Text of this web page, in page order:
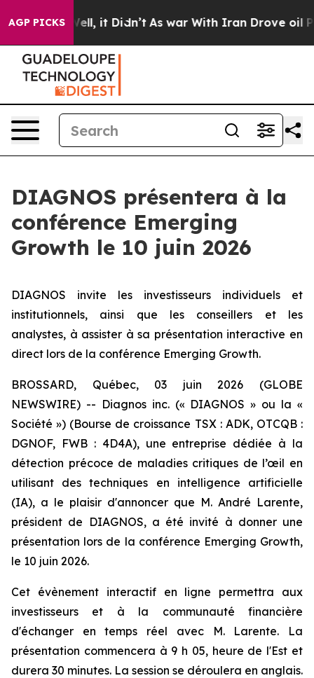
AGP PICKS
40%. Well, it Didn’t As war With Iran Drove oil
DIAGNOS présentera à la
conférence Emerging
Growth le 10 juin 2026
DIAGNOS invite les investisseurs individuels et
institutionnels, ainsi que les conseillers et les
analystes, à assister à sa présentation interactive en
direct lors de la conférence Emerging Growth.
BROSSARD, Québec, 03 juin 2026 (GLOBE
NEWSWIRE) -- Diagnos inc. (« DIAGNOS » ou la «
Société ») (Bourse de croissance TSX : ADK, OTCQB :
DGNOF, FWB : 4D4A), une entreprise dédiée à la
détection précoce de maladies critiques de l’œil en
utilisant des techniques en intelligence artificielle
(IA), a le plaisir d'annoncer que M. André Larente,
président de DIAGNOS, a été invité à donner une
présentation lors de la conférence Emerging Growth,
le 10 juin 2026.
Cet évènement interactif en ligne permettra aux
investisseurs et à la communauté financière
d'échanger en temps réel avec M. Larente. La
présentation commencera à 9 h 05, heure de l'Est et
durera 30 minutes. La session se déroulera en anglais.